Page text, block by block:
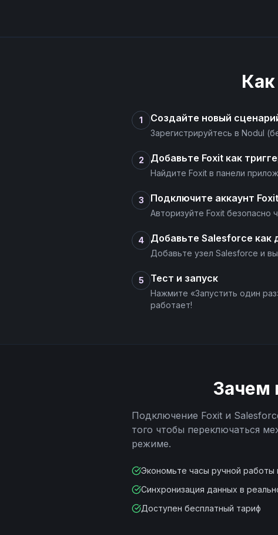
1 Создайте новый
Зарегистрируйтесь в Nodul
2 Добавьте Foxit как
Найдите Foxit в панели
3 Подключите аккаунт Foxit
Авторизуйте Foxit безопасно
4 Добавьте Salesforce как
Добавьте узел Salesforce и
5 Тест и запуск
Нажмите «Запустить один
работает!
Зачем
Подключение Foxit и
того чтобы переключаться
режиме.
Экономьте часы ручной
Синхронизация данных в
Доступен бесплатный тариф